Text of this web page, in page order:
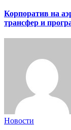
Корпоратив на
трансфер и
Новости